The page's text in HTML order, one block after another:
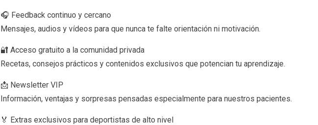
🎧 Feedback continuo y cercano
Mensajes, audios y vídeos para que nunca te falte orientación ni motivación.
🔐 Acceso gratuito a la comunidad privada
Recetas, consejos prácticos y contenidos exclusivos que potencian tu aprendizaje.
📩 Newsletter VIP
Información, ventajas y sorpresas pensadas especialmente para nuestros pacientes.
🏅 Extras exclusivos para deportistas de alto nivel